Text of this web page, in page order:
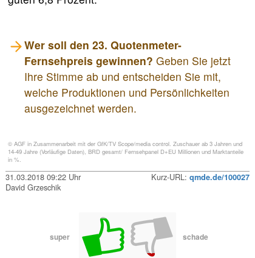
Wer soll den 23. Quotenmeter-
Fernsehpreis gewinnen? Geben Sie jetzt
Ihre Stimme ab und entscheiden Sie mit,
welche Produktionen und Persönlichkeiten
ausgezeichnet werden.
© AGF in Zusammenarbeit mit der GfK/TV Scope/media control. Zuschauer ab 3 Jahren und
14-49 Jahre (Vorläufige Daten), BRD gesamt/ Fernsehpanel D+EU Millionen und Marktanteile
in %.
31.03.2018 09:22 Uhr Kurz-URL: qmde.de/100027
David Grzeschik
super schade